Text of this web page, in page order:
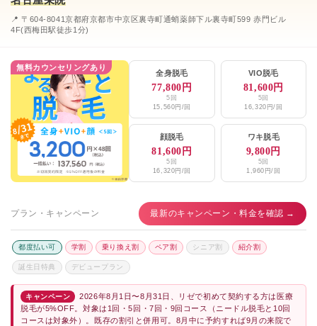
📍 〒604-8041京都府京都市中京区裏寺町通蛸薬師下ル裏寺町599 赤門ビル
4F(西梅田駅徒歩1分)
無料カウンセリングあり
全身脱毛
77,800円
5回
15,560円/回
VIO脱毛
81,600円
5回
16,320円/回
顔脱毛
81,600円
5回
16,320円/回
ワキ脱毛
9,800円
5回
1,960円/回
プラン・キャンペーン 最新のキャンペーン・料金を確認 →
都度払い可 学割 乗り換え割 ペア割 シニア割 紹介割
誕生日特典 デビュープラン
キャンペーン
2026年8月1日〜8月31日、リゼで初めて契約する方は医療
脱毛が5%OFF。対象は1回・5回・7回・9回コース（ニードル脱毛と10回
コースは対象外）。既存の割引と併用可。8月中に予約すれば9月の来院で